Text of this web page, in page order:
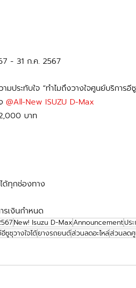
- 31 ก.ค. 2567
ประทับใจ “ทำไมถึงวางใจศูนย์บริการอี
@All-New ISUZU D-Max
บาท
ด้ทุกช่องทาง
รเงินกำหนด
New! Isuzu D-MaxAnnouncementปร
ซูซุวางใจได้ยางรถยนต์ส่วนลดอะไหล่ส่วนลด